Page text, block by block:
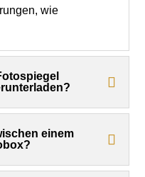
wie
einem